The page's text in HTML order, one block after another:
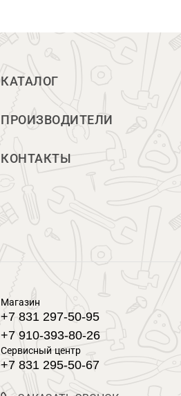
КАТАЛОГ
ПРОИЗВОДИТЕЛИ
КОНТАКТЫ
Магазин
+7 831 297-50-95
+7 910-393-80-26
Сервисный центр
+7 831 295-50-67